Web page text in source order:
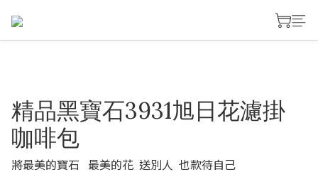
精品黑寶石3931旭日花濾掛
咖啡包
將最美的寶石   最美的花  送別人  也款待自己